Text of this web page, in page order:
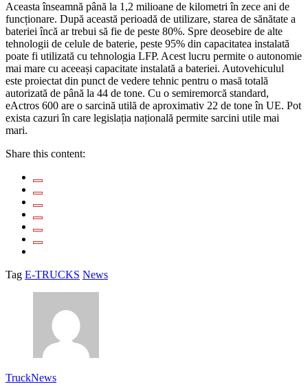
Aceasta înseamnă până la 1,2 milioane de kilometri în zece ani de
funcționare. După această perioadă de utilizare, starea de sănătate a
bateriei încă ar trebui să fie de peste 80%. Spre deosebire de alte
tehnologii de celule de baterie, peste 95% din capacitatea instalată
poate fi utilizată cu tehnologia LFP. Acest lucru permite o autonomie
mai mare cu aceeași capacitate instalată a bateriei. Autovehiculul
este proiectat din punct de vedere tehnic pentru o masă totală
autorizată de până la 44 de tone. Cu o semiremorcă standard,
eActros 600 are o sarcină utilă de aproximativ 22 de tone în UE. Pot
exista cazuri în care legislația națională permite sarcini utile mai
mari.
Share this content:
Tag E-TRUCKS News
TruckNews